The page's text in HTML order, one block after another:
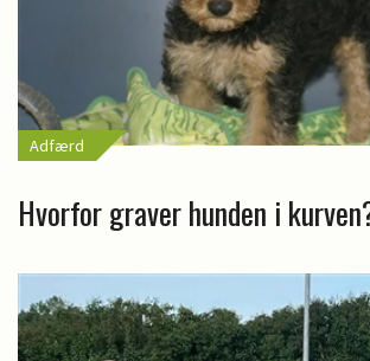
Adfærd
Hvorfor graver hunden i